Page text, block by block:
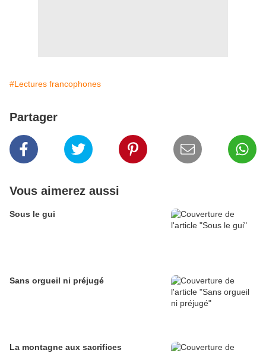
#Lectures francophones
Partager
Vous aimerez aussi
Sous le gui
Sans orgueil ni préjugé
La montagne aux sacrifices